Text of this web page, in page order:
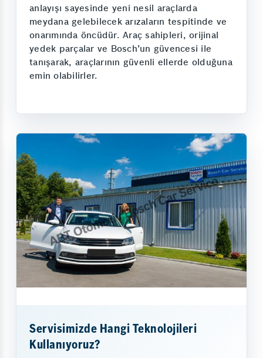
anlayışı sayesinde yeni nesil araçlarda
meydana gelebilecek arızaların tespitinde ve
onarımında öncüdür. Araç sahipleri, orijinal
yedek parçalar ve Bosch’un güvencesi ile
tanışarak, araçlarının güvenli ellerde olduğuna
emin olabilirler.
Servisimizde Hangi Teknolojileri
Kullanıyoruz?